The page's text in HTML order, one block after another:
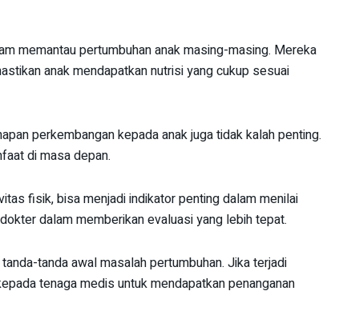
memantau pertumbuhan anak masing-masing. Mereka
anak mendapatkan nutrisi yang cukup sesuai
perkembangan kepada anak juga tidak kalah penting.
di masa depan.
fisik, bisa menjadi indikator penting dalam menilai
dalam memberikan evaluasi yang lebih tepat.
tanda awal masalah pertumbuhan. Jika terjadi
tenaga medis untuk mendapatkan penanganan